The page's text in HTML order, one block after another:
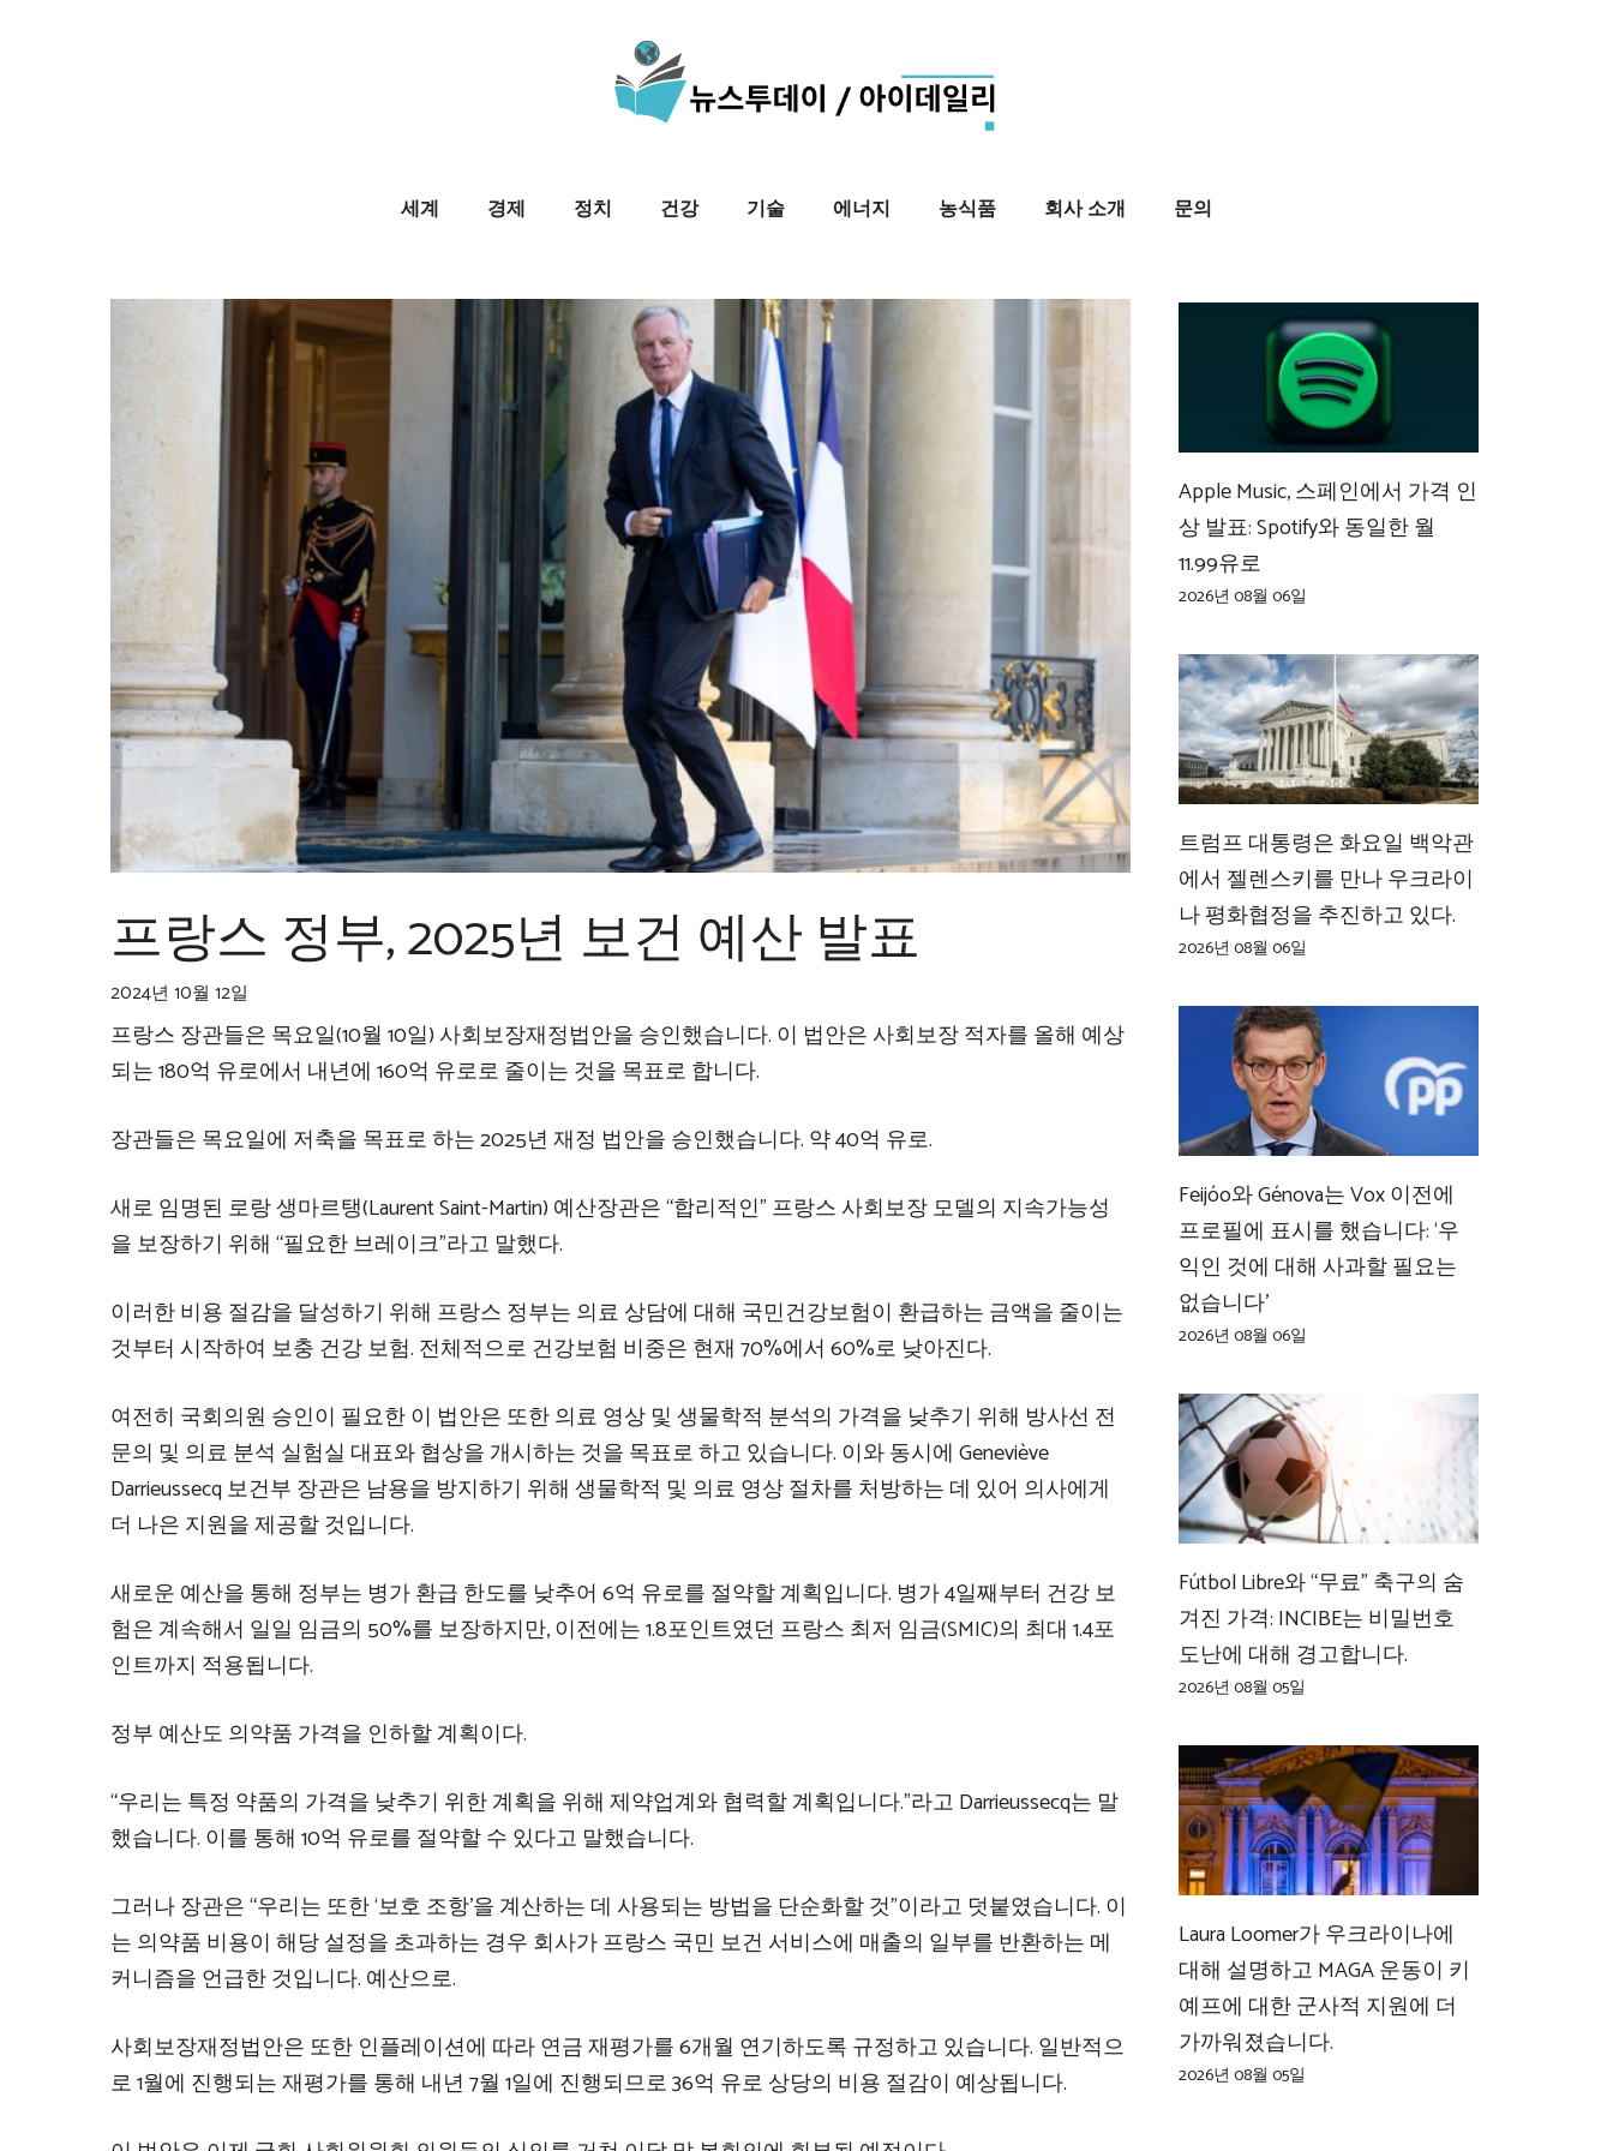
세계 경제 정치 건강 기술 에너지 농식품 회사 소개 문의
프랑스 정부, 2025년 보건 예산 발표
2024년 10월 12일
프랑스 장관들은 목요일(10월 10일) 사회보장재정법안을 승인했습니다. 이 법안은 사회보장 적자를 올해 예상
되는 180억 유로에서 내년에 160억 유로로 줄이는 것을 목표로 합니다.
장관들은 목요일에 저축을 목표로 하는 2025년 재정 법안을 승인했습니다. 약 40억 유로.
새로 임명된 로랑 생마르탱(Laurent Saint-Martin) 예산장관은 “합리적인” 프랑스 사회보장 모델의 지속가능성
을 보장하기 위해 “필요한 브레이크”라고 말했다.
이러한 비용 절감을 달성하기 위해 프랑스 정부는 의료 상담에 대해 국민건강보험이 환급하는 금액을 줄이는
것부터 시작하여 보충 건강 보험. 전체적으로 건강보험 비중은 현재 70%에서 60%로 낮아진다.
여전히 국회의원 승인이 필요한 이 법안은 또한 의료 영상 및 생물학적 분석의 가격을 낮추기 위해 방사선 전
문의 및 의료 분석 실험실 대표와 협상을 개시하는 것을 목표로 하고 있습니다. 이와 동시에 Geneviève
Darrieussecq 보건부 장관은 남용을 방지하기 위해 생물학적 및 의료 영상 절차를 처방하는 데 있어 의사에게
더 나은 지원을 제공할 것입니다.
새로운 예산을 통해 정부는 병가 환급 한도를 낮추어 6억 유로를 절약할 계획입니다. 병가 4일째부터 건강 보
험은 계속해서 일일 임금의 50%를 보장하지만, 이전에는 1.8포인트였던 프랑스 최저 임금(SMIC)의 최대 1.4포
인트까지 적용됩니다.
정부 예산도 의약품 가격을 인하할 계획이다.
“우리는 특정 약품의 가격을 낮추기 위한 계획을 위해 제약업계와 협력할 계획입니다.”라고 Darrieussecq는 말
했습니다. 이를 통해 10억 유로를 절약할 수 있다고 말했습니다.
그러나 장관은 “우리는 또한 ‘보호 조항’을 계산하는 데 사용되는 방법을 단순화할 것”이라고 덧붙였습니다. 이
는 의약품 비용이 해당 설정을 초과하는 경우 회사가 프랑스 국민 보건 서비스에 매출의 일부를 반환하는 메
커니즘을 언급한 것입니다. 예산으로.
사회보장재정법안은 또한 인플레이션에 따라 연금 재평가를 6개월 연기하도록 규정하고 있습니다. 일반적으
로 1월에 진행되는 재평가를 통해 내년 7월 1일에 진행되므로 36억 유로 상당의 비용 절감이 예상됩니다.
Apple Music, 스페인에서 가격 인
상 발표: Spotify와 동일한 월
11.99유로
2026년 08월 06일
트럼프 대통령은 화요일 백악관
에서 젤렌스키를 만나 우크라이
나 평화협정을 추진하고 있다.
2026년 08월 06일
Feijóo와 Génova는 Vox 이전에
프로필에 표시를 했습니다: ‘우
익인 것에 대해 사과할 필요는
없습니다’
2026년 08월 06일
Fútbol Libre와 “무료” 축구의 숨
겨진 가격: INCIBE는 비밀번호
도난에 대해 경고합니다.
2026년 08월 05일
Laura Loomer가 우크라이나에
대해 설명하고 MAGA 운동이 키
예프에 대한 군사적 지원에 더
가까워졌습니다.
2026년 08월 05일